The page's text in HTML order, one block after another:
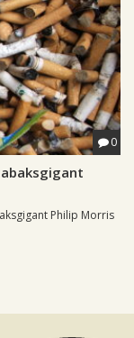
0
Philip Morris